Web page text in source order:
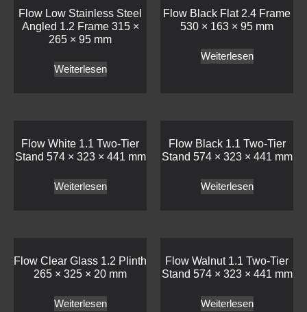
Flow Low Stainless Steel
Angled 1.2 Frame 315 ×
265 × 95 mm
Weiterlesen
Flow Black Flat 2.4 Frame
530 × 163 × 95 mm
Weiterlesen
Flow White 1.1 Two-Tier
Stand 574 × 323 × 441 mm
Weiterlesen
Flow Black 1.1 Two-Tier
Stand 574 × 323 × 441 mm
Weiterlesen
Flow Clear Glass 1.2 Plinth
265 × 325 × 20 mm
Weiterlesen
Flow Walnut 1.1 Two-Tier
Stand 574 × 323 × 441 mm
Weiterlesen